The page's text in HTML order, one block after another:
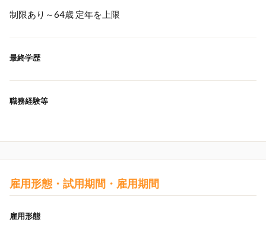
制限あり～64歳 定年を上限
最終学歴
職務経験等
雇用形態・試用期間・雇用期間
雇用形態